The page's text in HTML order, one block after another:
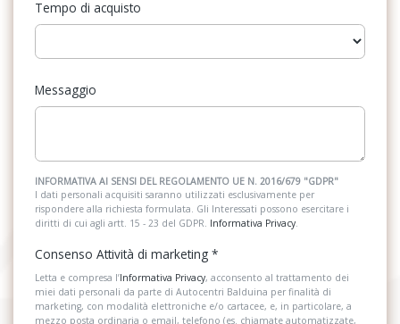
Tempo di acquisto
Messaggio
INFORMATIVA AI SENSI DEL REGOLAMENTO UE N. 2016/679 "GDPR"
I dati personali acquisiti saranno utilizzati esclusivamente per
rispondere alla richiesta formulata. Gli Interessati possono esercitare i
diritti di cui agli artt. 15 - 23 del GDPR. Informativa Privacy.
Consenso Attività di marketing *
Letta e compresa l’Informativa Privacy, acconsento al trattamento dei
miei dati personali da parte di Autocentri Balduina per finalità di
marketing, con modalità elettroniche e/o cartacee, e, in particolare, a
mezzo posta ordinaria o email, telefono (es. chiamate automatizzate,